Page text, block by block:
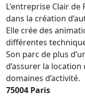
L'entreprise Clair de
dans la création
Elle crée des
différentes
Son parc de plus
d’assurer la location
domaines d’activité.
75004 Paris